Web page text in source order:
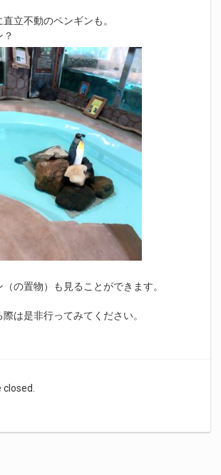
立不動のペンギンも。
？
の置物）も見ることができます。
は是非行ってみてください。